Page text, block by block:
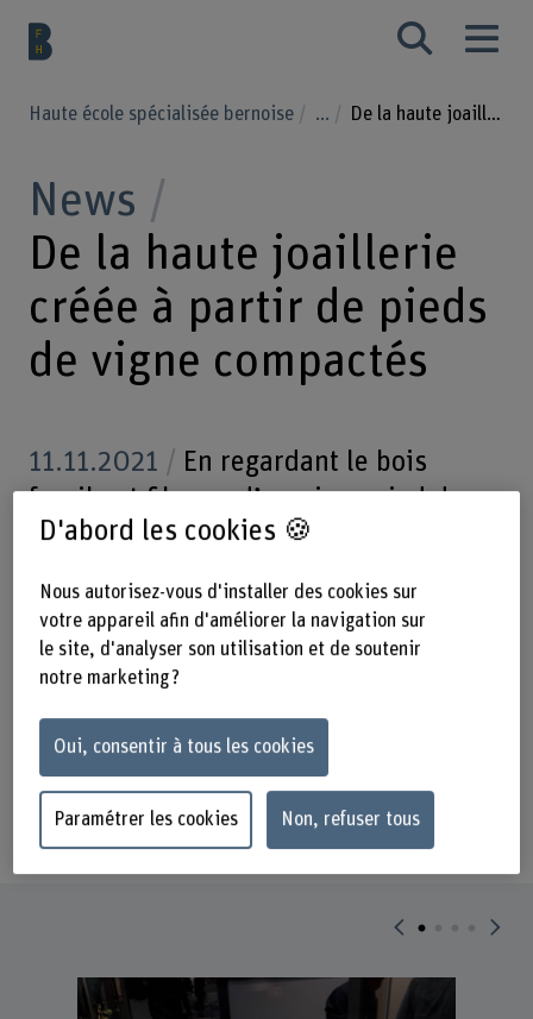
Haute école spécialisée bernoise ... De la haute joaillerie créée à partir de pieds de vigne compactés
News
De la haute joaillerie
créée à partir de pieds
de vigne compactés
11.11.2021
En regardant le bois
fragile et fibreux d’un vieux pied de
vigne, on s’imagine mal pouvoir en
pourtant l’exploit qu’a réalisé le
bijoutier valaisan Grégoire Maret. Le
concours d’une équipe de recherche
de l’Institut des matériaux et de la
technologie du bois IWH à la Haute
école spécialisée bernoise BFH s’est
révélé déterminant.
D'abord les cookies 🍪
Nous autorisez-vous d'installer des cookies sur
votre appareil afin d'améliorer la navigation sur
le site, d'analyser son utilisation et de soutenir
notre marketing ?
Oui, consentir à tous les cookies
Paramétrer les cookies Non, refuser tous